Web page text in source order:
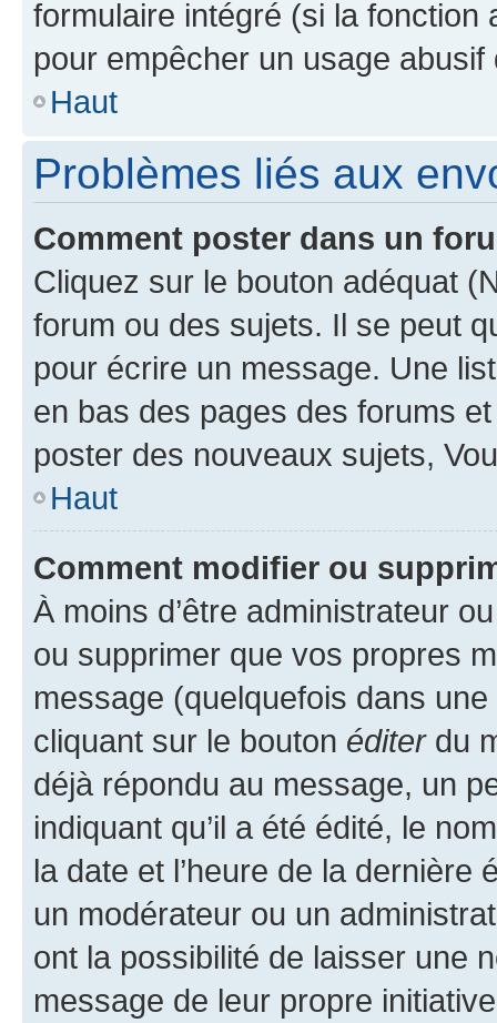
formulaire intégré (si la fonction
pour empêcher un usage
Haut
Problèmes liés aux
Comment poster dans un
Cliquez sur le bouton adéquat
forum ou des sujets. Il se peut
pour écrire un message. Une
en bas des pages des forums
poster des nouveaux sujets,
Haut
Comment modifier ou
À moins d’être administrateur
ou supprimer que vos propres
message (quelquefois dans
cliquant sur le bouton éditerdu
déjà répondu au message, un
indiquant qu’il a été édité, le
la date et l’heure de la dernière
un modérateur ou un
ont la possibilité de laisser une
message de leur propre